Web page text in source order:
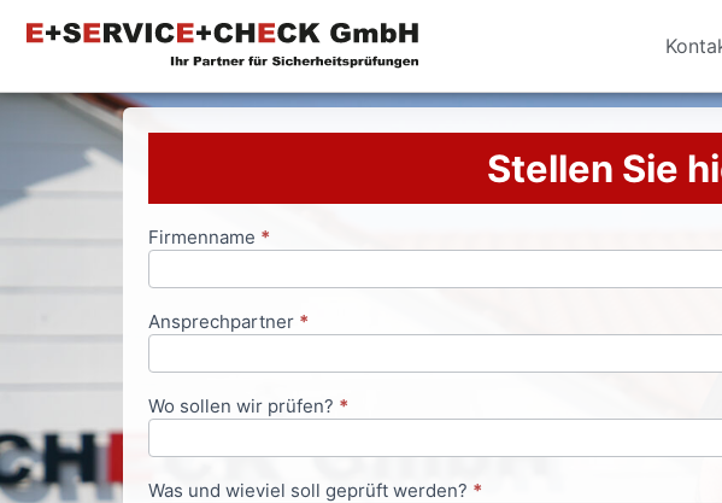
Stellen Sie
Anfrageformular
Firmenname *
Ansprechpartner *
Wo sollen wir prüfen? *
Was und wieviel soll geprüft werden? *